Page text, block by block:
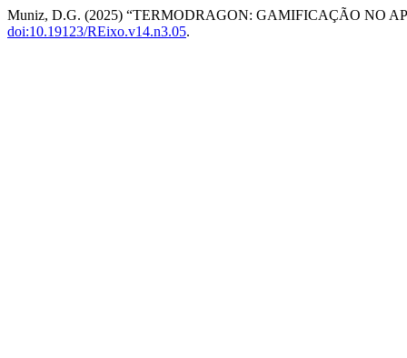
Muniz, D.G. (2025) “TERMODRAGON: GAMIFICAÇÃO NO
doi:10.19123/REixo.v14.n3.05.